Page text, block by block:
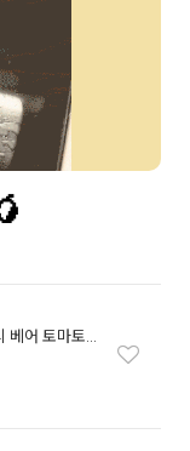
베어 토마토